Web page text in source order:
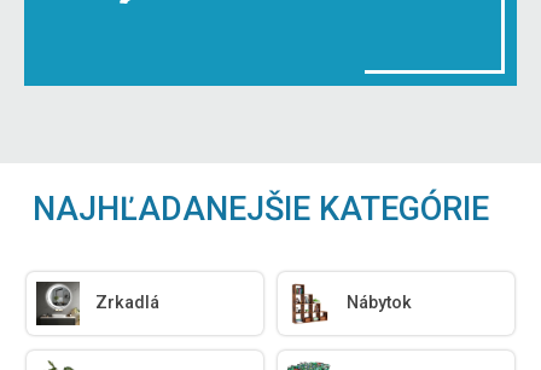
NAJHĽADANEJŠIE KATEGÓRIE
Zrkadlá Nábytok